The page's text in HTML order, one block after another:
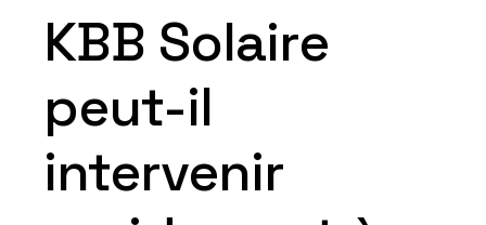
KBB Solaire
peut-il
intervenir